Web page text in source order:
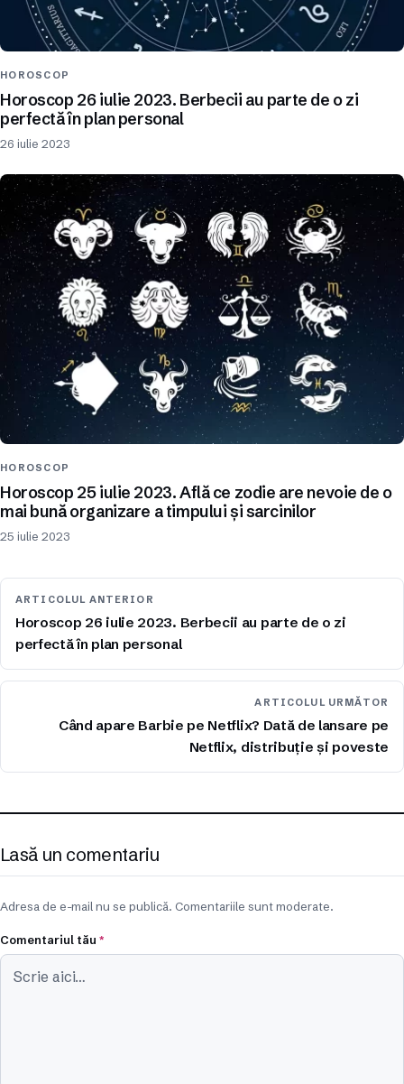
HOROSCOP
Horoscop 26 iulie 2023. Berbecii au parte de o zi
perfectă în plan personal
26 iulie 2023
HOROSCOP
Horoscop 25 iulie 2023. Află ce zodie are nevoie de o
mai bună organizare a timpului și sarcinilor
25 iulie 2023
ARTICOLUL ANTERIOR
Horoscop 26 iulie 2023. Berbecii au parte de o zi
perfectă în plan personal
ARTICOLUL URMĂTOR
Când apare Barbie pe Netflix? Dată de lansare pe
Netflix, distribuție și poveste
Lasă un comentariu
Adresa de e-mail nu se publică. Comentariile sunt moderate.
Comentariul tău *